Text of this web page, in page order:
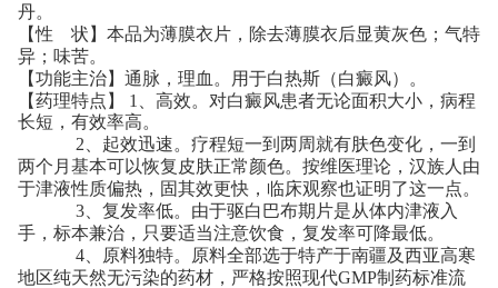
丹。
【性 状】本品为薄膜衣片，除去薄膜衣后显黄灰色；气特
异；味苦。
【功能主治】通脉，理血。用于白热斯（白癜风）。
【药理特点 】 1、高效。对白癜风患者无论面积大小，病程
长短，有效率高。
2、起效迅速。疗程短一到两周就有肤色变化，一到
两个月基本可以恢复皮肤正常颜色。按维医理论，汉族人由
于津液性质偏热，固其效更快，临床观察也证明了这一点。
3、复发率低。由于驱白巴布期片是从体内津液入
手，标本兼治，只要适当注意饮食，复发率可降最低。
4、原料独特。原料全部选于特产于南疆及西亚高寒
地区纯天然无污染的药材，严格按照现代GMP制药标准流